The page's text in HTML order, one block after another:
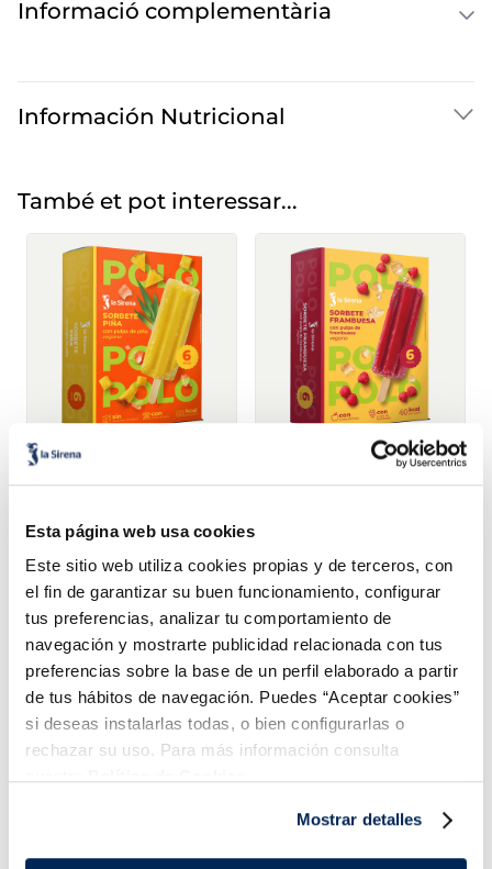
Esta página web usa cookies
Este sitio web utiliza cookies propias y de terceros, con
el fin de garantizar su buen funcionamiento, configurar
tus preferencias, analizar tu comportamiento de
navegación y mostrarte publicidad relacionada con tus
preferencias sobre la base de un perfil elaborado a partir
de tus hábitos de navegación. Puedes “Aceptar cookies”
si deseas instalarlas todas, o bien configurarlas o
rechazar su uso. Para más información consulta
Mostrar detalles
Informació complementària
Información Nutricional
També et pot interessar...
Sorbete sabor piña sin
azúcares añadidos
Vegano
Sin azucares añadidos
3,49 €
Caixa 6 u 360
ml
Añadir
Polo Sorbet de gerds
3,49 € Caixa 6u 360 ml
Añadir
Combina-ho i fes un menú de 10!